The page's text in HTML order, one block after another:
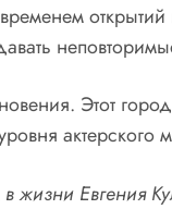
Этот
актерского
Евгения